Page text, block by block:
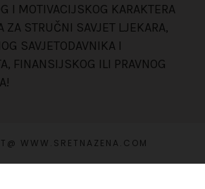
I MOTIVACIJSKOG KARAKTERA
ZA STRUČNI SAVJET LJEKARA,
SAVJETODAVNIKA I
FINANSIJSKOG ILI PRAVNOG
WWW.SRETNAZENA.COM